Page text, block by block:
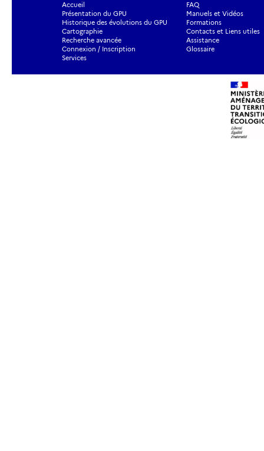
Accueil
Présentation du GPU
Historique des évolutions du GPU
Cartographie
Recherche avancée
Connexion / Inscription
Services
FAQ
Manuels et Vidéos
Formations
Contacts et Liens utiles
Assistance
Glossaire